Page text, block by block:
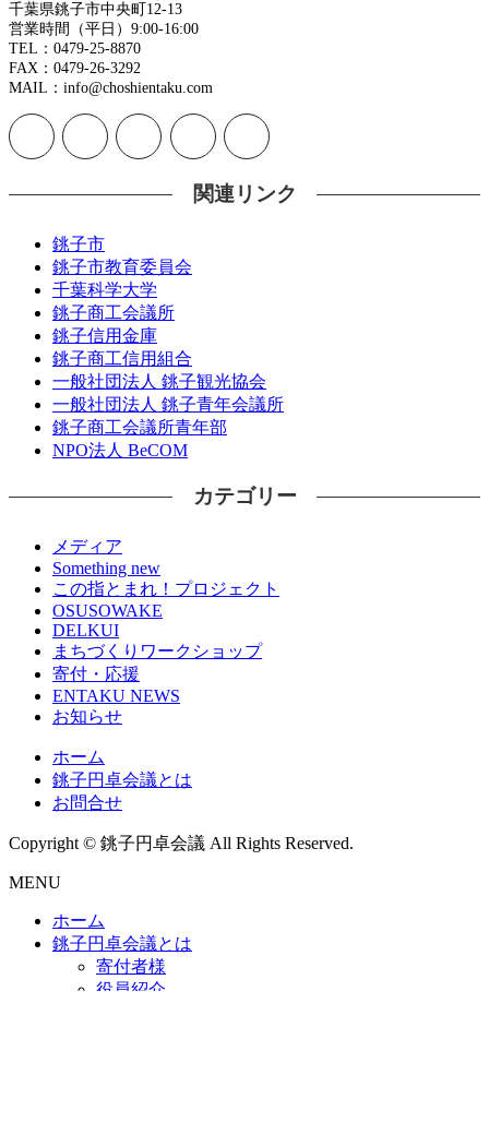
千葉県銚子市中央町12-13
営業時間（平日）9:00-16:00
TEL：0479-25-8870
FAX：0479-26-3292
MAIL：info@choshientaku.com
関連リンク
銚子市
銚子市教育委員会
千葉科学大学
銚子商工会議所
銚子信用金庫
銚子商工信用組合
一般社団法人 銚子観光協会
一般社団法人 銚子青年会議所
銚子商工会議所青年部
NPO法人 BeCOM
カテゴリー
メディア
Something new
この指とまれ！プロジェクト
OSUSOWAKE
DELKUI
まちづくりワークショップ
寄付・応援
ENTAKU NEWS
お知らせ
ホーム
銚子円卓会議とは
お問合せ
Copyright © 銚子円卓会議 All Rights Reserved.
MENU
ホーム
銚子円卓会議とは
寄付者様
役員紹介